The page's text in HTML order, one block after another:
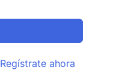
Regístrate ahora